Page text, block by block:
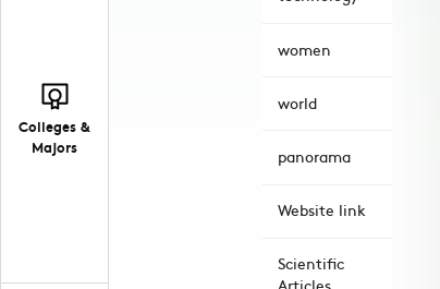
Colleges &
Majors
women
world
panorama
Website link
Scientific